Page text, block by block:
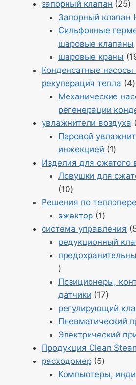
запорный клапан 25
Запорный клапан
Сильфонные
шаровые клапаны
шаровые краны
Конденсатные насосы
рекуперация тепла
4
Механические
регенерации
увлажнители воздуха
Паровой
инжекцией
1
1
Изделия для сжатого
Ловушки для
10Продукция
10
Решения по
эжектор 1Продукт
1
система управления
редукционный
Продукция
6
Позиционеры,
датчики
17
17
регулирующий
Пневматический
Электрический
Продукция Clean
расходомер 5
5
Компьютеры,